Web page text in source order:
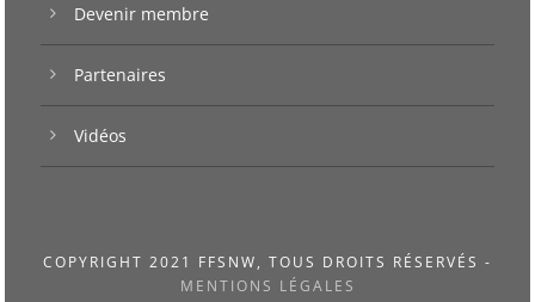
Devenir membre
Partenaires
Vidéos
COPYRIGHT 2021 FFSNW, TOUS DROITS RÉSERVÉS -
MENTIONS LÉGALES